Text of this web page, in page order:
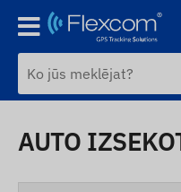
AUTO